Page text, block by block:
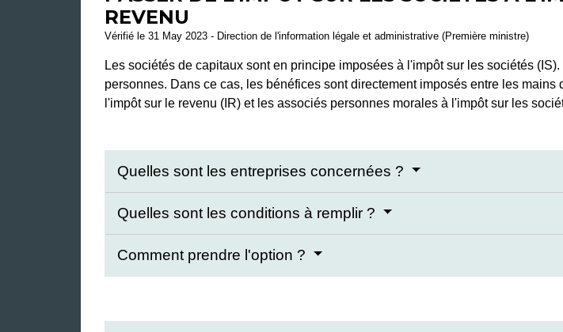
REVENU
Vérifié le 31 May 2023 - Direction de l'information légale et administrative (Première ministre)
Les sociétés de capitaux sont en principe imposées à l'impôt sur les sociétés
personnes. Dans ce cas, les bénéfices sont directement imposés entre les
l'impôt sur le revenu (IR) et les associés personnes morales à l'impôt sur les
Quelles sont les entreprises concernées ?
Quelles sont les conditions à remplir ?
Comment prendre l'option ?